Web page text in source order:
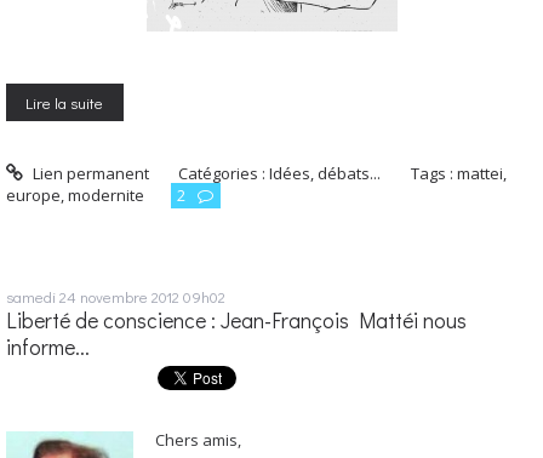
Lire la suite
Lien permanent Catégories :Idées, débats... Tags :mattei,
europe,modernite 2
samedi 24 novembre 2012 09h02
Liberté de conscience : Jean-François Mattéi nous
informe...
Chers amis,